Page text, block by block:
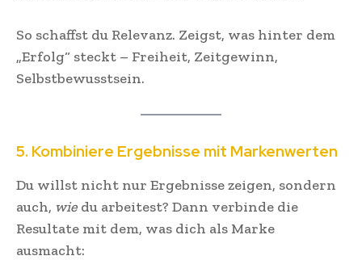
So schaffst du Relevanz. Zeigst, was hinter dem
„Erfolg“ steckt – Freiheit, Zeitgewinn,
Selbstbewusstsein.
5. Kombiniere Ergebnisse mit Markenwerten
Du willst nicht nur Ergebnisse zeigen, sondern
auch, wiedu arbeitest? Dann verbinde die
Resultate mit dem, was dich als Marke
ausmacht: